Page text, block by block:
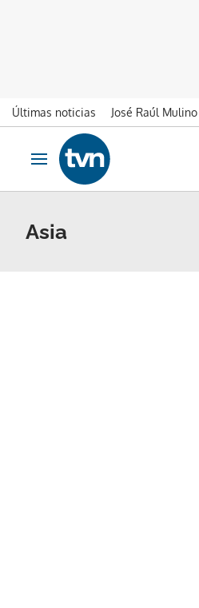
Últimas noticias José Raúl Mulino
Ir al contenido
Obrir navegació
Asia